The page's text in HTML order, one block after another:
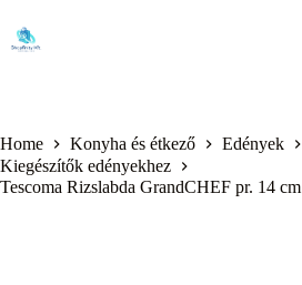
content
Home Konyha és étkező
Edények
Kiegészítők edényekhez
Tescoma Rizslabda GrandCHEF pr. 14 cm